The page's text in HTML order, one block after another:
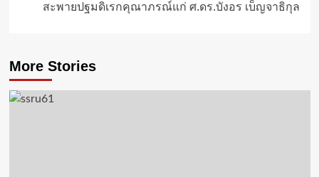
สะพายปฐมดิเรกคุณาภรณ์แก่ ศ.ดร.บังอร เบ็ญจาธิกุล
More Stories